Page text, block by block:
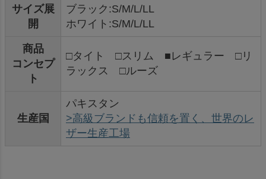
サイズ展
開
ブラック:S/M/L/LL
ホワイト:S/M/L/LL
商品
コンセプ
ト
□タイト □スリム ■レギュラー □リ
ラックス □ルーズ
生産国
パキスタン
>高級ブランドも信頼を置く、世界のレ
ザー生産工場